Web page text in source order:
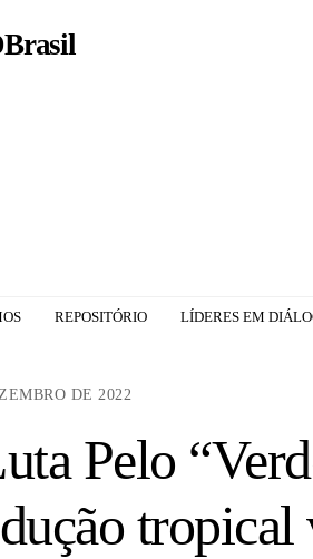
REPOSITÓRIO LÍDERES EM
DE 2022
Pelo
tropical